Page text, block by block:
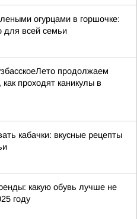
огурцами в горшочке:
для всей семьи
продолжаем
как проходят каникулы в
кабачки: вкусные рецепты
какую обувь лучше не
году